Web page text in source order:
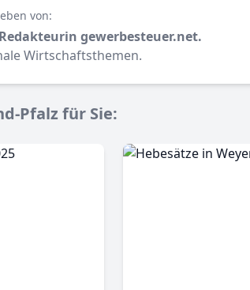
von:
gewerbesteuer.net.
Wirtschaftsthemen.
Pfalz für Sie: